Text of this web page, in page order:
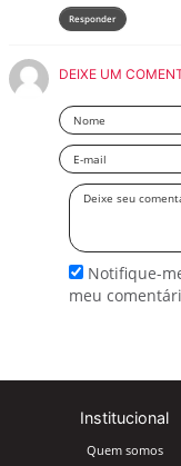
Responder
DEIXE UM
Nome
Email
Deixe
Notifique-
meu
Institucional
Quem somos